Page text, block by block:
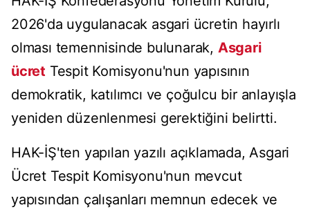
2026'da uygulanacak asgari ücretin hayırlı
olması temennisinde bulunarak, Asgari
ücret Tespit Komisyonu'nun yapısının
demokratik, katılımcı ve çoğulcu bir anlayışla
yeniden düzenlenmesi gerektiğini belirtti.
HAK-İŞ'ten yapılan yazılı açıklamada, Asgari
Ücret Tespit Komisyonu'nun mevcut
yapısından çalışanları memnun edecek ve